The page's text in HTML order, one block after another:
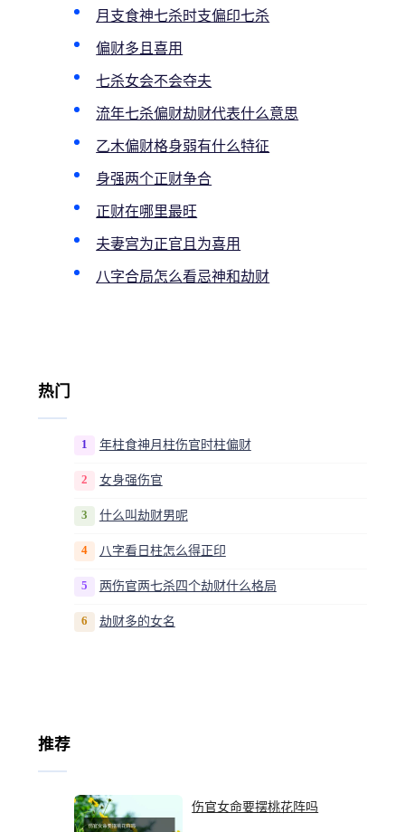
月支食神七杀时支偏印七杀
偏财多且喜用
七杀女会不会夺夫
流年七杀偏财劫财代表什么意思
乙木偏财格身弱有什么特征
身强两个正财争合
正财在哪里最旺
夫妻宫为正官且为喜用
八字合局怎么看忌神和劫财
热门
1 年柱食神月柱伤官时柱偏财
2 女身强伤官
3 什么叫劫财男呢
4 八字看日柱怎么得正印
5 两伤官两七杀四个劫财什么格局
6 劫财多的女名
推荐
伤官女命要摆桃花阵吗